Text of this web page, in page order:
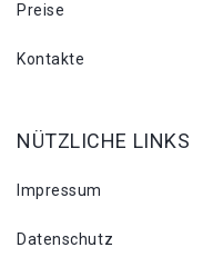
Preise
Kontakte
NÜTZLICHE LINKS
Impressum
Datenschutz